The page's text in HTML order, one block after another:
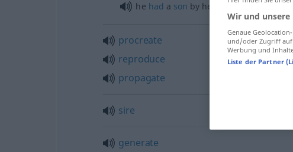
he had a son by her
procreate
reproduce
propagate
sire
generate
Wir und
Genaue
und/oder Zugriff auf
Werbung und
Liste der Partner